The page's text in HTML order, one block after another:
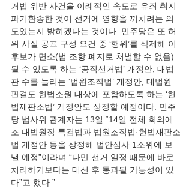
거법 위반 사건을 이례적인 속도로 유죄 취지
파기환송한 것이 선거에 영향을 끼치려는 의
도였는지 밝히겠다는 것이다. 민주당은 또 허
위 사실 공표 구성 요건 중 ‘행위’를 삭제해 이
후보가 면소(법 조항 폐지로 처벌할 수 없음)
될 수 있도록 하는 ‘공직선거법’ 개정안, 대법
관 수를 늘리는 ‘법원조직법’ 개정안, 대법원
판결도 헌법소원 대상에 포함하도록 하는 ‘헌
법재판소법’ 개정안도 상정할 예정이다. 민주
당 법사위 관계자는 13일 “14일 전체 회의에
조 대법원장 특검법과 법원조직법·헌법재판소
법 개정안 등을 상정해 법안심사 1소위에 보
낼 예정”이라며 “다만 선거 일정 때문에 바로
처리하기보다는 대선 후 통과될 가능성이 있
다”고 했다.”